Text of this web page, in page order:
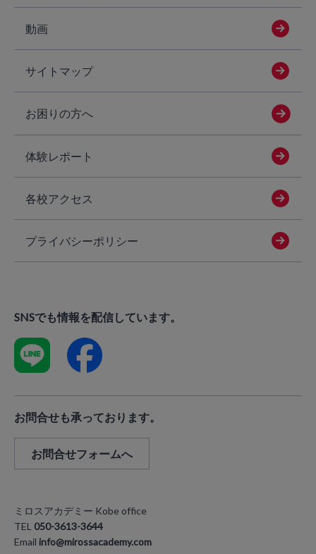
動画
サイトマップ
お困りの方へ
体験レポート
各校アクセス
プライバシーポリシー
SNSでも情報を配信しています。
お問合せも承っております。
お問合せフォームへ
ミロスアカデミー Kobe office
TEL 050-3613-3644
Emailinfo@mirossacademy.com